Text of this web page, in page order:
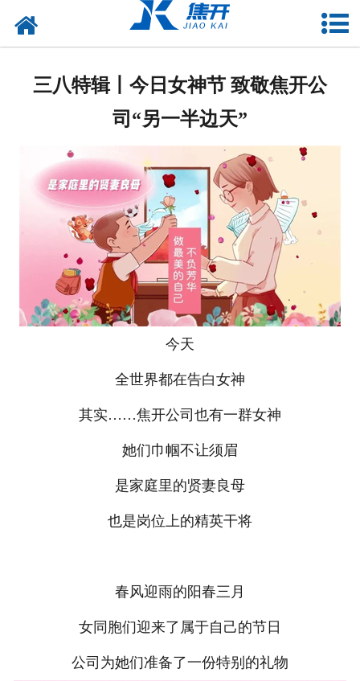
项目案例
媒体中心
联系焦开
三八特辑丨今日女神节 致敬焦开公
司“另一半边天”
今天
全世界都在告白女神
其实……焦开公司也有一群女神
她们巾帼不让须眉
是家庭里的贤妻良母
也是岗位上的精英干将
春风迎雨的阳春三月
女同胞们迎来了属于自己的节日
公司为她们准备了一份特别的礼物